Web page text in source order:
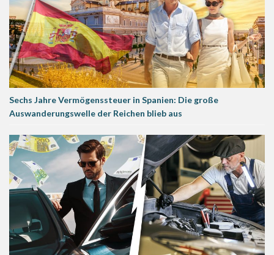
Sechs Jahre Vermögenssteuer in Spanien: Die große
Auswanderungswelle der Reichen blieb aus